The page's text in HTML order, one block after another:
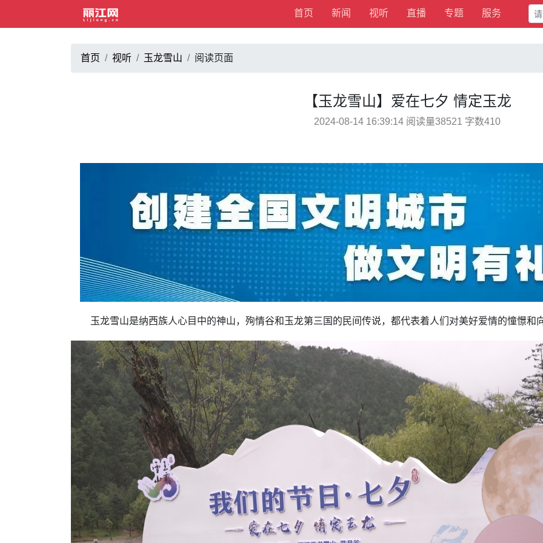
首页 新闻 视听 直播 专题 服务
首页 视听 玉龙雪山 阅读页面
【玉龙雪山】爱在七夕 情定玉龙
2024-08-14 16:39:14 阅读量38521 字数410
玉龙雪山是纳西族人心目中的神山，殉情谷和玉龙第三国的民间传说，都代表着人们对美好爱情的憧憬和